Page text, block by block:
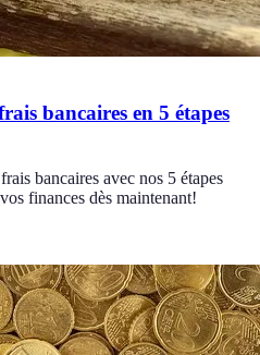
bancaires en 5 étapes
bancaires avec nos 5 étapes
finances dès maintenant!